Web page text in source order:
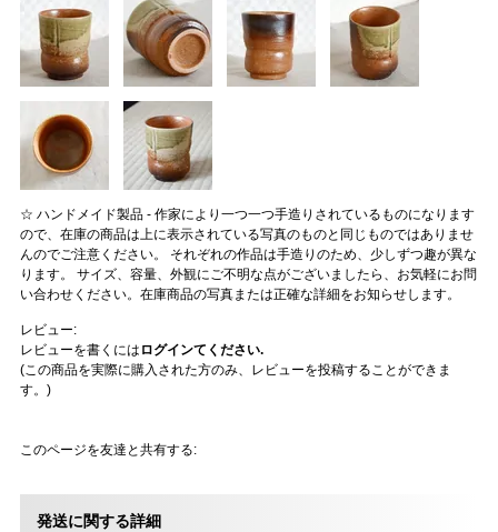
☆ ハンドメイド製品 - 作家により一つ一つ手造りされているものになります
ので、在庫の商品は上に表示されている写真のものと同じものではありませ
んのでご注意ください。 それぞれの作品は手造りのため、少しずつ趣が異な
ります。 サイズ、容量、外観にご不明な点がございましたら、お気軽にお問
い合わせください。在庫商品の写真または正確な詳細をお知らせします。
レビュー:
レビューを書くには ログインてください.
(この商品を実際に購入された方のみ、レビューを投稿することができま
す。)
このページを友達と共有する:
発送に関する詳細